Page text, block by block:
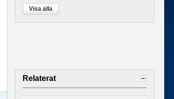
Visa alla
Relaterat